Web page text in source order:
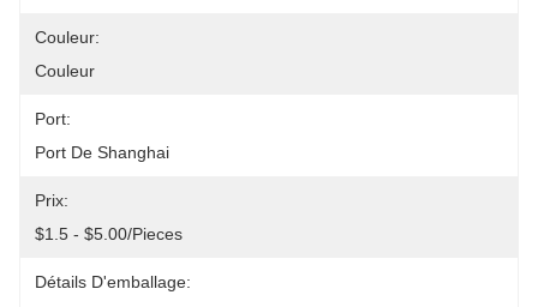
Couleur:
Couleur
Port:
Port De Shanghai
Prix:
$1.5 - $5.00/pieces
Détails D'emballage: